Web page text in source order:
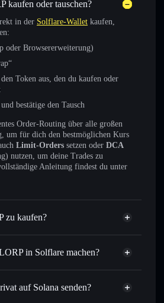
kaufen oder tauschen?
in der Solflare-Wallet kaufen,
oder Browsererweiterung)
Token aus, den du kaufen oder
bestätige den Tausch
Order-Routing über alle großen
um für dich den bestmöglichen Kurs
Limit-Orders setzen oder DCA
nutzen, um deine Trades zu
Anleitung findest du unter
zu kaufen?
nicht verifiziert
in Solflare machen?
Wallet
ZLORP gegen SOL, USDC oder
auf Solana senden?